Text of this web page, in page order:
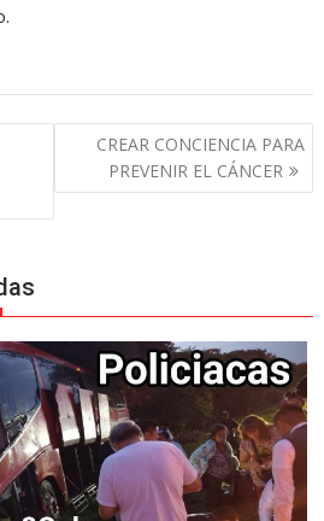
CREAR CONCIENCIA PARA
PREVENIR EL CÁNCER